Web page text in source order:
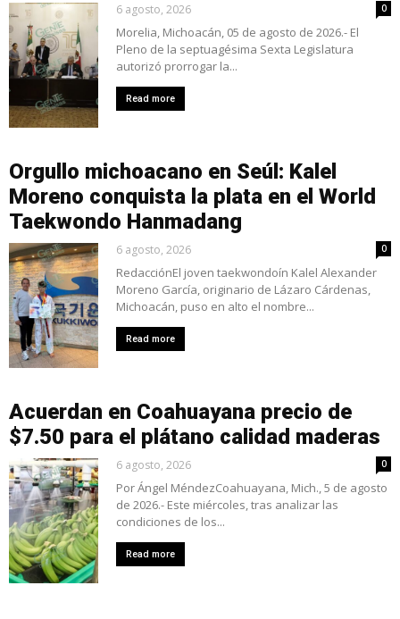
6 agosto, 2026 0
Morelia, Michoacán, 05 de agosto de 2026.- El
Pleno de la septuagésima Sexta Legislatura
autorizó prorrogar la...
Read more
Orgullo michoacano en Seúl: Kalel
Moreno conquista la plata en el World
Taekwondo Hanmadang
6 agosto, 2026 0
RedacciónEl joven taekwondoín Kalel Alexander
Moreno García, originario de Lázaro Cárdenas,
Michoacán, puso en alto el nombre...
Read more
Acuerdan en Coahuayana precio de
$7.50 para el plátano calidad maderas
6 agosto, 2026 0
Por Ángel MéndezCoahuayana, Mich., 5 de agosto
de 2026.- Este miércoles, tras analizar las
condiciones de los...
Read more